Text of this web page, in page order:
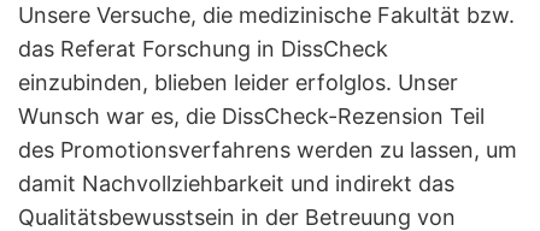
Unsere Versuche, die medizinische Fakultät bzw.
das Referat Forschung in DissCheck
einzubinden, blieben leider erfolglos. Unser
Wunsch war es, die DissCheck-Rezension Teil
des Promotionsverfahrens werden zu lassen, um
damit Nachvollziehbarkeit und indirekt das
Qualitätsbewusstsein in der Betreuung von